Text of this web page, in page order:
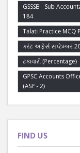
GSSSB - Sub
184
Talati Practice MCQ
કરંટ અફેર્સ સપ્ટેમ્બર
ટકાવારી (Percentage)
GPSC Accounts
(ASP - 2)
FIND US